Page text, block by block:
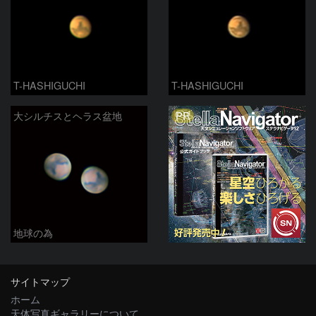
T-HASHIGUCHI T-HASHIGUCHI
大シルチスとヘラス盆地
地球の為
PR
サイトマップ
ホーム
天体写真ギャラリーについて